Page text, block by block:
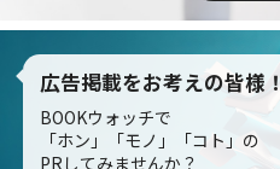
広告掲載をお考えの皆様！
BOOKウォッチで
「ホン」「モノ」「コト」の
PRしてみませんか？